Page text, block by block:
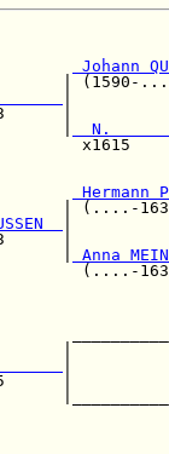
|
|
Hermann
| (....-
|
Anna
(....-
|